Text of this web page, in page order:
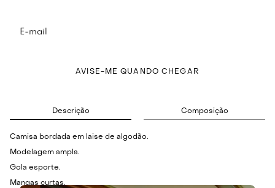
AVISE-ME QUANDO CHEGAR
Descrição Composição
Camisa bordada em laise de algodão.
Modelagem ampla.
Gola esporte.
Mangas curtas.